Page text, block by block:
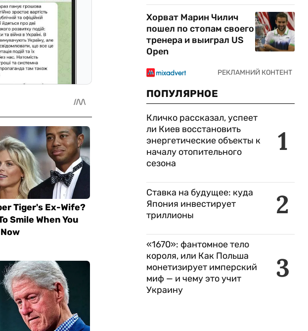
Хорват Марин Чилич
пошел по стопам своего
тренера и выиграл US
Open
ПОПУЛЯРНОЕ
1
Кличко рассказал, успеет
ли Киев восстановить
энергетические объекты к
началу отопительного
сезона
2
Ставка на будущее: куда
Япония инвестирует
триллионы
3
«1670»: фантомное тело
короля, или Как Польша
монетизирует имперский
миф — и чему это учит
Украину